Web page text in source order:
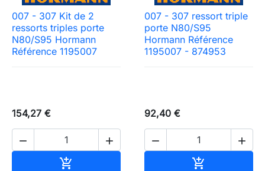
007 - 307 Kit de 2
ressorts triples porte
N80/S95 Hormann
Référence 1195007
154,27 €
 

007 - 307 ressort triple
porte N80/S95
Hormann Référence
1195007 - 874953
92,40 €
 
